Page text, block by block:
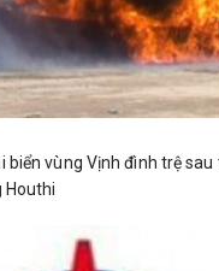
biển vùng Vịnh đình trệ
Houthi